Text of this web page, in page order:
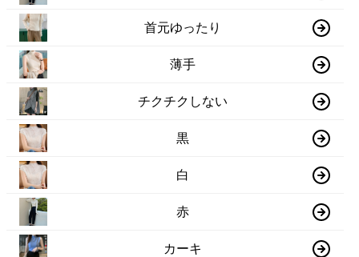
首元ゆったり
薄手
チクチクしない
黒
白
赤
カーキ